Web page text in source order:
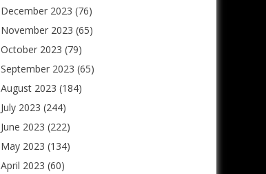
December 2023 (76)
November 2023 (65)
October 2023 (79)
September 2023 (65)
August 2023 (184)
July 2023 (244)
June 2023 (222)
May 2023 (134)
April 2023 (60)